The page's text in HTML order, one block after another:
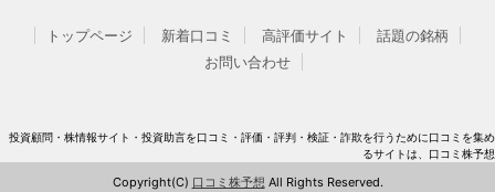
トップページ 新着口コミ 高評価サイト
話題の銘柄
お問い合わせ
投資顧問・株情報サイト・投資助言を口コミ・評価・評判・検証・詐欺を行うために口コミを集め
るサイトは、口コミ株予想
Copyright(C) 口コミ株予想 All Rights Reserved.